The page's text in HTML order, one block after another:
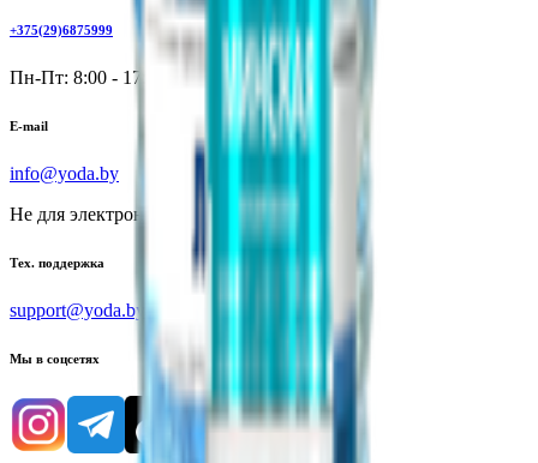
+375(29)6875999
Пн-Пт: 8:00 - 17:00
E-mail
info@yoda.by
Не для электронных обращений
Тех. поддержка
support@yoda.by
Мы в соцсетях